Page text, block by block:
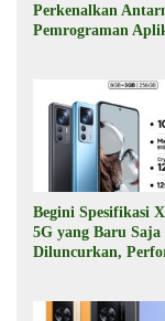
Perkenalkan
Pemrograman
Begini Spesifikasi
5G yang Baru Saja
Diluncurkan,